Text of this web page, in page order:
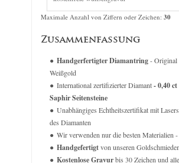
Maximale Anzahl von Ziffern oder Zeichen: 30
Zusammenfassung
Handgerfertigter Diamantring- Original
Weißgold
International zertifizierter Diamant- 0,40
Saphir Seitensteine
Unabhängiges Echtheitszertifikat mit
des Diamanten
Wir verwenden nur die besten Materialien -
Handgefertigtvon unseren
Kostenlose Gravurbis 30 Zeichen und
The Queen Diamond 1,50 ct Diamantring
verkauft für8.169,00€